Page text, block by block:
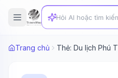
Trang chủ Thẻ: Du lịch Phú